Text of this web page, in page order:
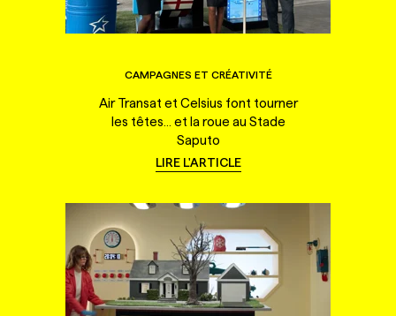
CAMPAGNES ET CRÉATIVITÉ
Air Transat et Celsius font tourner
les têtes... et la roue au Stade
Saputo
LIRE L'ARTICLE